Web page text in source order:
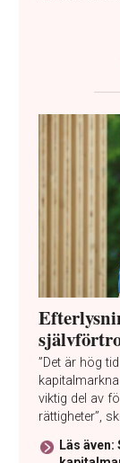
”Det är hög
viktig del av
rättigheter”,
Läs